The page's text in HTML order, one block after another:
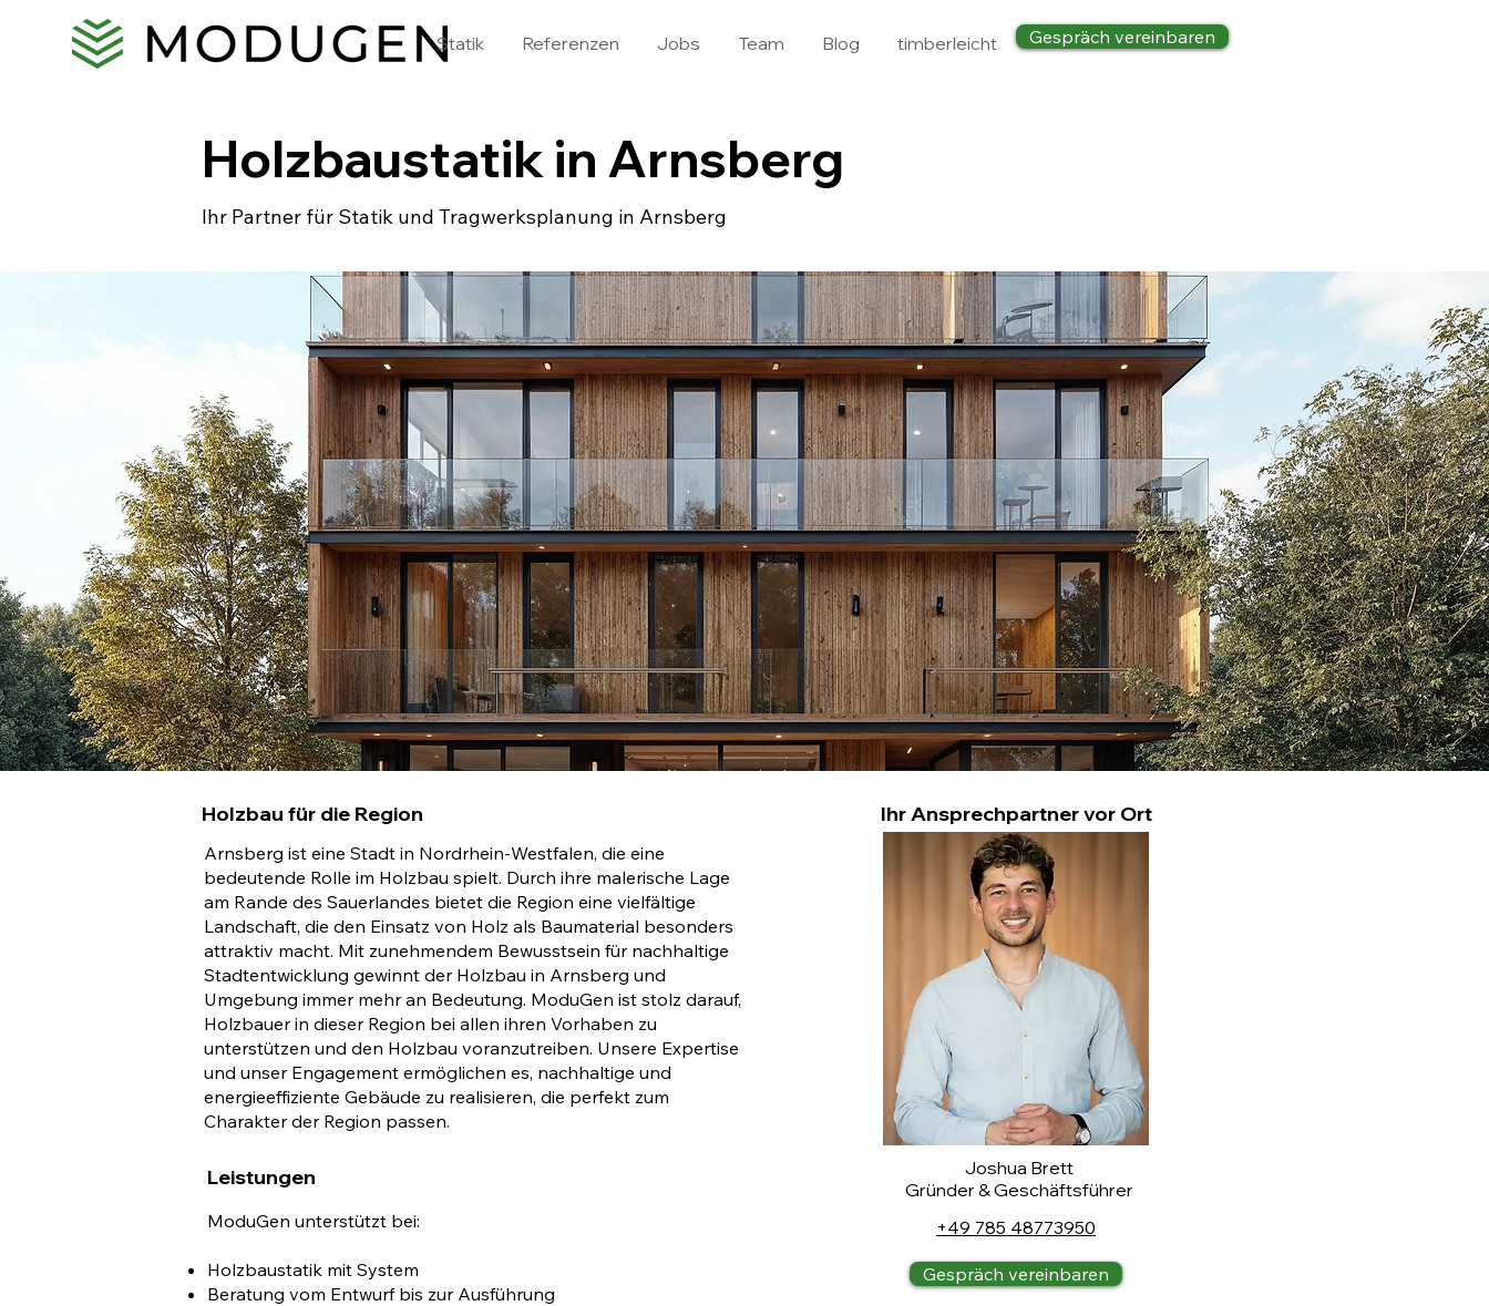
Statik Referenzen Jobs Team Blog timberleicht Gespräch vereinbaren
Holzbaustatik in Arnsberg
Ihr Partner für Statik und Tragwerksplanung in Arnsberg
Holzbau für die Region
Arnsberg ist eine Stadt in Nordrhein-Westfalen, die eine
bedeutende Rolle im Holzbau spielt. Durch ihre malerische Lage
am Rande des Sauerlandes bietet die Region eine vielfältige
Landschaft, die den Einsatz von Holz als Baumaterial besonders
attraktiv macht. Mit zunehmendem Bewusstsein für nachhaltige
Stadtentwicklung gewinnt der Holzbau in Arnsberg und
Umgebung immer mehr an Bedeutung. ModuGen ist stolz darauf,
Holzbauer in dieser Region bei allen ihren Vorhaben zu
unterstützen und den Holzbau voranzutreiben. Unsere Expertise
und unser Engagement ermöglichen es, nachhaltige und
energieeffiziente Gebäude zu realisieren, die perfekt zum
Charakter der Region passen.
Leistungen
ModuGen unterstützt bei:
Holzbaustatik mit System
Beratung vom Entwurf bis zur Ausführung
Ihr Ansprechpartner vor Ort
Joshua Brett
Gründer & Geschäftsführer
+49 785 48773950
Gespräch vereinbaren